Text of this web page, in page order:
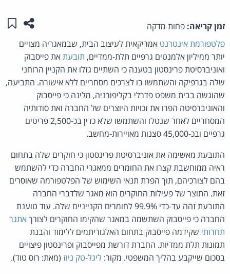
זמן קריאה: פחות מדקה שתפו
פלטפורמת אינטרנט אמריקאית לעיצוב הבית, שבמאגריה מצויים
יותר ממיליון אלמנטים גרפיים תלת-ממדיים, תובעתאת פייסבוק
ואוניברסיטת פרינסטון בטענה כי השתיים גזלו את הקניין הרוחני
שלה בגרפיקה והשתמשו בו לצרכים מסחריים ללא אישורה. התביעה,
שהוגשה בבית משפט פדרלי בקליפורניה, מלינה כי פייסבוק
והאוניברסיטה הפרו את זכויות היוצרים של החברה ואת סודותיה
המסחריים לאחר שנטלו והשתמשו שלא כדין בכ-2,500 פריטים
גרפיים ובכ-45,000 סצנות מאויירות-מחשב.
התובעת מאשימה את אוניברסיטת פרינסטון כי חוקרים שלה בתחום
ראיה ממוחשבת קצרו את החומרים ממאגרי החברה כדי להשתמש
בהם לצורכיהם, תוך הפרת תנאי השימוש של הפלטפורמה שאוסרים
זאת. התוצר של פעילות החוקרים הוא מאגר שלדברי החברה
התובעת זהה עד-כדי 99.9% לחומרים הקנייניים שלה. עוד טוענת
החברה כי פייסבוק השתשמה במאגר שהקימו החוקרים לצורךאתגר
תחרותי שקידמה פייסבוק בתחום האלגוריתמים ללימוד והבנת
תמונות תלת ממדיות. החברת דורשת מפייסבוק ופרינסטון פיצויים
בסכום שייקבע בהליך המשפטי. מקור: ליגל-טק ניוז (מאת: רוס טוד).